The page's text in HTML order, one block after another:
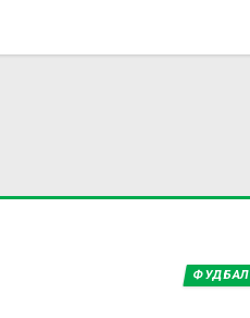
ФУДБАЛ